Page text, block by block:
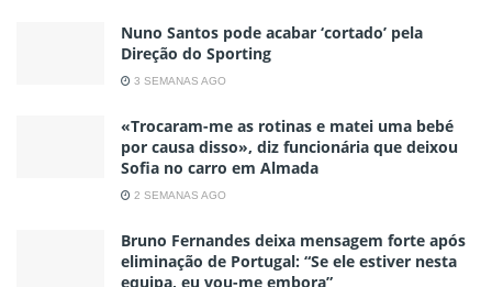
Nuno Santos pode acabar ‘cortado’ pela
Direção do Sporting
3 SEMANAS AGO
«Trocaram-me as rotinas e matei uma bebé
por causa disso», diz funcionária que deixou
Sofia no carro em Almada
2 SEMANAS AGO
Bruno Fernandes deixa mensagem forte após
eliminação de Portugal: “Se ele estiver nesta
equipa, eu vou-me embora”